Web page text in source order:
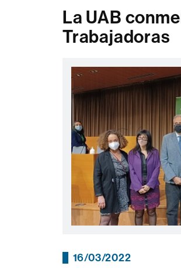
La UAB
Trabajadoras
16/03/2022